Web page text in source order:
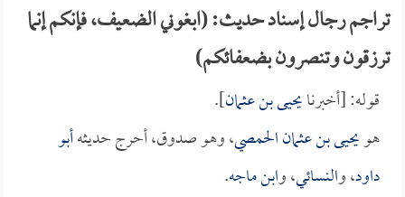
تراجم رجال إسناد حديث: (ابغوني الضعيف، فإنكم إنما
ترزقون وتنصرون بضعفائكم)
قوله: [أخبرنايحيى بن عثمان].
هويحيى بن عثمان الحمصي، وهو صدوق، أحرج حديثهأبو
داود، والنسائي، وابن ماجه.